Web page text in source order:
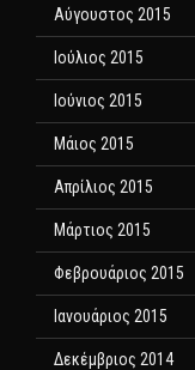
Αύγουστος 2015
Ιούλιος 2015
Ιούνιος 2015
Μάιος 2015
Απρίλιος 2015
Μάρτιος 2015
Φεβρουάριος 2015
Ιανουάριος 2015
Δεκέμβριος 2014